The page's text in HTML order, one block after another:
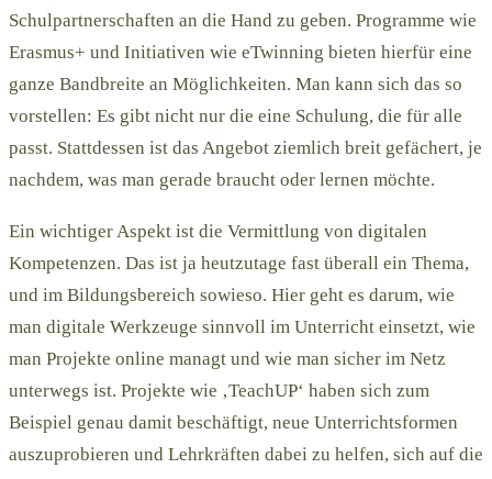
Schulpartnerschaften an die Hand zu geben. Programme wie
Erasmus+ und Initiativen wie eTwinning bieten hierfür eine
ganze Bandbreite an Möglichkeiten. Man kann sich das so
vorstellen: Es gibt nicht nur die eine Schulung, die für alle
passt. Stattdessen ist das Angebot ziemlich breit gefächert, je
nachdem, was man gerade braucht oder lernen möchte.
Ein wichtiger Aspekt ist die Vermittlung von digitalen
Kompetenzen. Das ist ja heutzutage fast überall ein Thema,
und im Bildungsbereich sowieso. Hier geht es darum, wie
man digitale Werkzeuge sinnvoll im Unterricht einsetzt, wie
man Projekte online managt und wie man sicher im Netz
unterwegs ist. Projekte wie ‚TeachUP‘ haben sich zum
Beispiel genau damit beschäftigt, neue Unterrichtsformen
auszuprobieren und Lehrkräften dabei zu helfen, sich auf die